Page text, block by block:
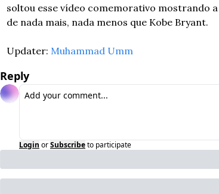
soltou esse vídeo comemorativo mostrando
de nada mais, nada menos que Kobe Bryant.
Updater: Muhammad Umm
Reply
Login orSubscribeto participate